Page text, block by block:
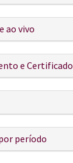
ao vivo
e Certificado
período